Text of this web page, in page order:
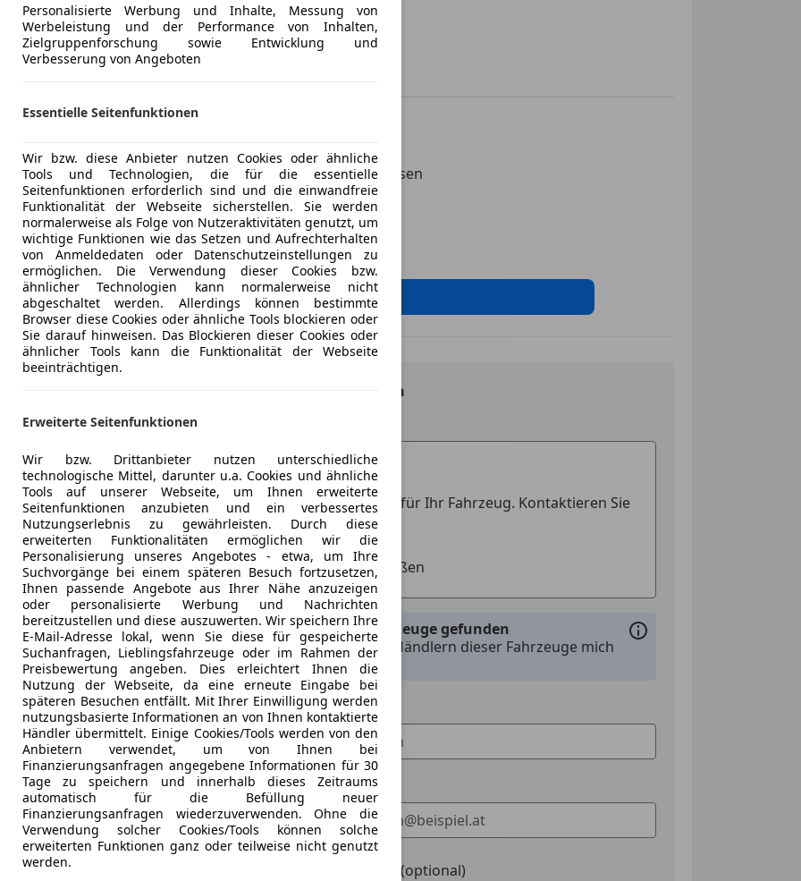
Versicherungsschutz an Ihre Bedürfnisse anpassen
Freischaden-Gutschein ab Stufe 0
Auto einfach online versichern & Rabatt holen
Jetzt berechnen
Anbieter kontaktieren
3 ähnliche Fahrzeuge gefunden
Ich erlaube den Händlern dieser Fahrzeuge mich
zu kontaktieren.
Dein Name
Deine E-Mail
Deine Telefonnummer (optional)
Personalisierte Werbung und Inhalte, Messung von
Werbeleistung und der Performance von Inhalten,
Zielgruppenforschung sowie Entwicklung und
Verbesserung von Angeboten
Essentielle Seitenfunktionen
Wir bzw. diese Anbieter nutzen Cookies oder ähnliche
Tools und Technologien, die für die essentielle
Seitenfunktionen erforderlich sind und die einwandfreie
Funktionalität der Webseite sicherstellen. Sie werden
normalerweise als Folge von Nutzeraktivitäten genutzt, um
wichtige Funktionen wie das Setzen und Aufrechterhalten
von Anmeldedaten oder Datenschutzeinstellungen zu
ermöglichen. Die Verwendung dieser Cookies bzw.
ähnlicher Technologien kann normalerweise nicht
abgeschaltet werden. Allerdings können bestimmte
Browser diese Cookies oder ähnliche Tools blockieren oder
Sie darauf hinweisen. Das Blockieren dieser Cookies oder
ähnlicher Tools kann die Funktionalität der Webseite
beeinträchtigen.
Erweiterte Seitenfunktionen
Wir bzw. Drittanbieter nutzen unterschiedliche
technologische Mittel, darunter u.a. Cookies und ähnliche
Tools auf unserer Webseite, um Ihnen erweiterte
Seitenfunktionen anzubieten und ein verbessertes
Nutzungserlebnis zu gewährleisten. Durch diese
erweiterten Funktionalitäten ermöglichen wir die
Personalisierung unseres Angebotes - etwa, um Ihre
Suchvorgänge bei einem späteren Besuch fortzusetzen,
Ihnen passende Angebote aus Ihrer Nähe anzuzeigen
oder personalisierte Werbung und Nachrichten
bereitzustellen und diese auszuwerten. Wir speichern Ihre
E-Mail-Adresse lokal, wenn Sie diese für gespeicherte
Suchanfragen, Lieblingsfahrzeuge oder im Rahmen der
Preisbewertung angeben. Dies erleichtert Ihnen die
Nutzung der Webseite, da eine erneute Eingabe bei
späteren Besuchen entfällt. Mit Ihrer Einwilligung werden
nutzungsbasierte Informationen an von Ihnen kontaktierte
Händler übermittelt. Einige Cookies/Tools werden von den
Anbietern verwendet, um von Ihnen bei
Finanzierungsanfragen angegebene Informationen für 30
Tage zu speichern und innerhalb dieses Zeitraums
automatisch für die Befüllung neuer
Finanzierungsanfragen wiederzuverwenden. Ohne die
Verwendung solcher Cookies/Tools können solche
erweiterten Funktionen ganz oder teilweise nicht genutzt
werden.